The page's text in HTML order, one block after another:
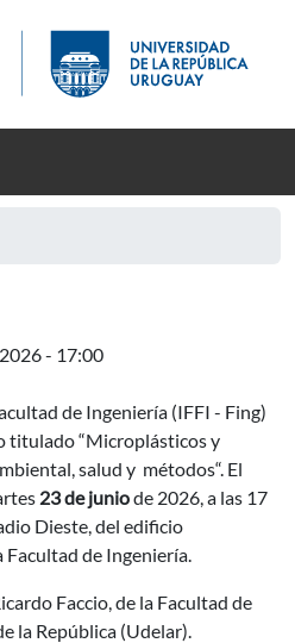
para análisis de
Ambiental
- 17:00
"Microplásticos y
de Ingeniería (IFFI - Fing)
titulado “Microplásticos y
salud y métodos“. El
23 de juniode 2026, a las 17
Dieste, del edificio
Facultad de Ingeniería.
Faccio, de la Facultad de
la República (Udelar).